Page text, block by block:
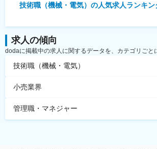
技術職（機械・電気） の人気求人ランキ
求人の傾向
dodaに掲載中の求人に関するデータを、カテゴリごと
技術職（機械・電気）
小売業界
管理職・マネジャー